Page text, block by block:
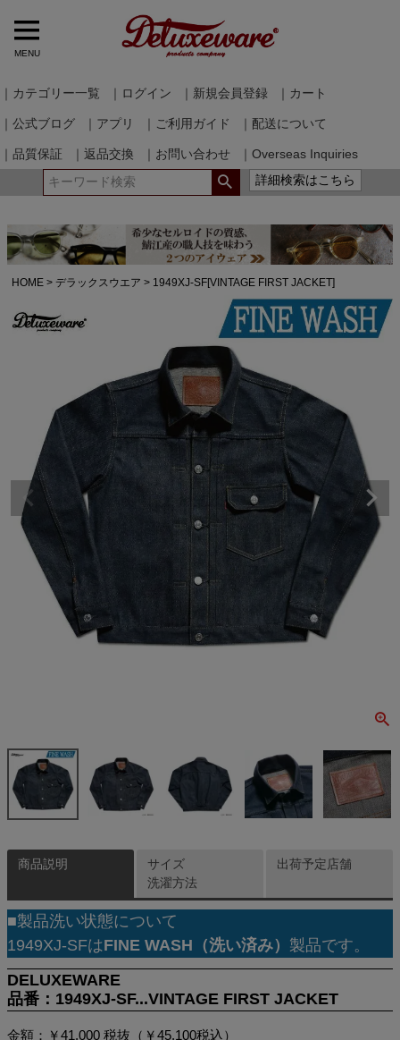
MENU
｜カテゴリー一覧 ｜ログイン ｜新規会員登録 ｜カート
｜公式ブログ ｜アプリ ｜ご利用ガイド ｜配送について
｜品質保証 ｜返品交換 ｜お問い合わせ
｜Overseas Inquiries
詳細検索はこちら
HOME デラックスウエア 1949XJ-SF[VINTAGE FIRST JACKET]
商品説明
■製品洗い状態について
1949XJ-SFはFINE WASH（洗い済み） 製品です。
DELUXEWARE
品番：1949XJ-SF...VINTAGE FIRST JACKET
金額：￥41,000 税抜（￥45,100税込）
サイズ
洗濯方法
出荷予定店舗